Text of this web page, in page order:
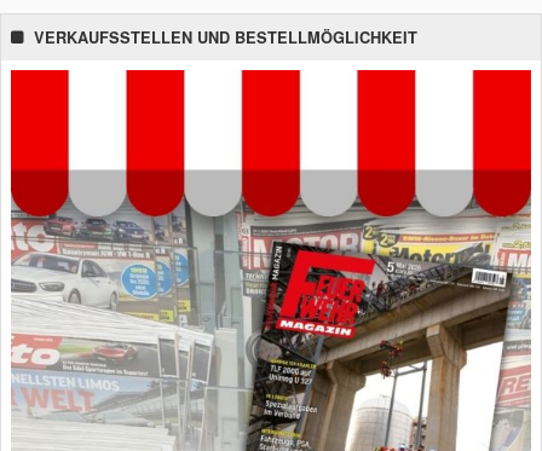
VERKAUFSSTELLEN UND BESTELLMÖGLICHKEIT